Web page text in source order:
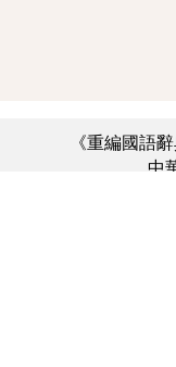
《重編國語
中